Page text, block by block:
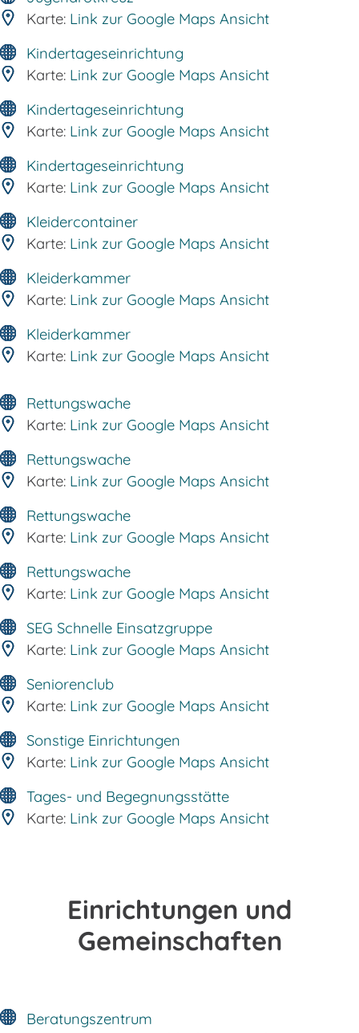
Karte: Link zur Google Maps Ansicht
Kindertageseinrichtung
Karte: Link zur Google Maps Ansicht
Kindertageseinrichtung
Karte: Link zur Google Maps Ansicht
Kindertageseinrichtung
Karte: Link zur Google Maps Ansicht
Kleidercontainer
Karte: Link zur Google Maps Ansicht
Kleiderkammer
Karte: Link zur Google Maps Ansicht
Kleiderkammer
Karte: Link zur Google Maps Ansicht
Rettungswache
Karte: Link zur Google Maps Ansicht
Rettungswache
Karte: Link zur Google Maps Ansicht
Rettungswache
Karte: Link zur Google Maps Ansicht
Rettungswache
Karte: Link zur Google Maps Ansicht
SEG Schnelle Einsatzgruppe
Karte: Link zur Google Maps Ansicht
Seniorenclub
Karte: Link zur Google Maps Ansicht
Sonstige Einrichtungen
Karte: Link zur Google Maps Ansicht
Tages- und Begegnungsstätte
Karte: Link zur Google Maps Ansicht
Einrichtungen und
Gemeinschaften
Beratungszentrum